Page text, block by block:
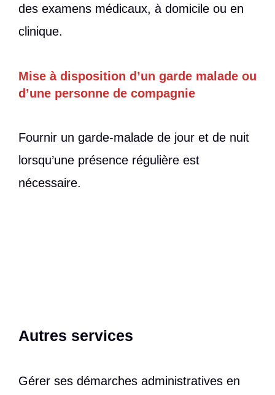
des examens médicaux, à domicile ou en
clinique.
Mise à disposition d’un garde malade ou
d’une personne de compagnie
Fournir un garde-malade de jour et de nuit
lorsqu’une présence régulière est
nécessaire.
Autres services
Gérer ses démarches administratives en